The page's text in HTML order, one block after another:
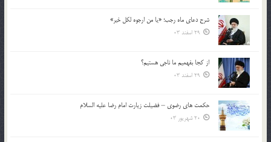
شرح دعای ماه رجب؛ «یا من ارجوه لکل خیر»
29 اسفند 03
از كجا بفهميم ما ناجی هستیم؟
29 اسفند 03
حکمت های رضوی – فضیلت زیارت امام رضا علیه السلام
20 شهریور 03